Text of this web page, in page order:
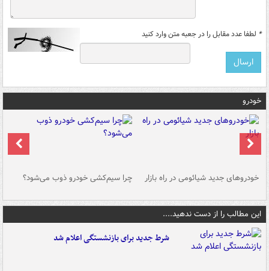
* لطفا عدد مقابل را در جعبه متن وارد کنید
خودرو
خودروهای جدید شیائومی در راه بازار چرا سیم‌کشی خودرو ذوب می‌شود؟
این مطالب را از دست ندهید....
شرط جدید برای بازنشستگی اعلام شد